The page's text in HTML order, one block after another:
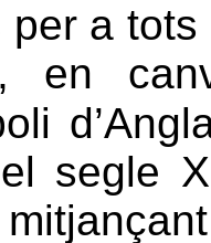
per a
en
segle